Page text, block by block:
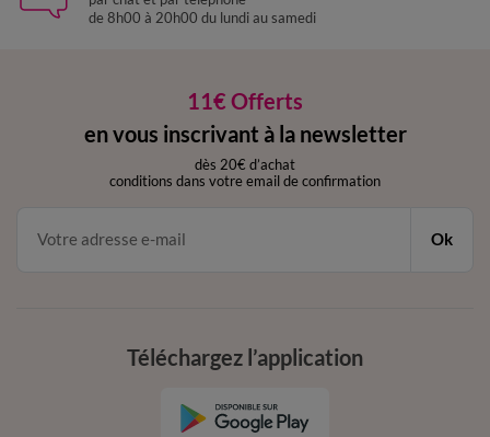
de 8h00 à 20h00 du lundi au samedi
11€ Offerts
en vous inscrivant à la newsletter
dès 20€ d’achat
conditions dans votre email de confirmation
Ok
Téléchargez l’application